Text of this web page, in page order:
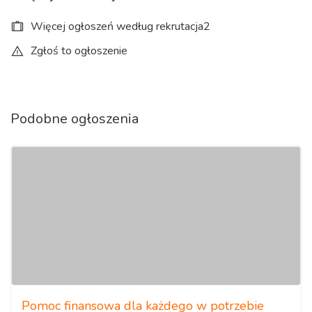
Więcej ogłoszeń według rekrutacja2
Zgłoś to ogłoszenie
Podobne ogłoszenia
Pomoc finansowa dla każdego w potrzebie